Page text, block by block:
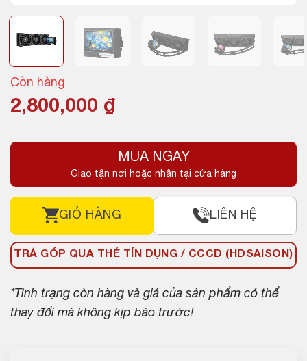
Còn hàng
2,800,000 ₫
MUA NGAY
Giao tận nơi hoặc nhận tại cửa hàng
GIỎ HÀNG LIÊN HỆ
TRẢ GÓP QUA THẺ TÍN DỤNG / CCCD (HDSAISON)
*Tình trạng còn hàng và giá của sản phẩm có thể
thay đổi mà không kịp báo trước!